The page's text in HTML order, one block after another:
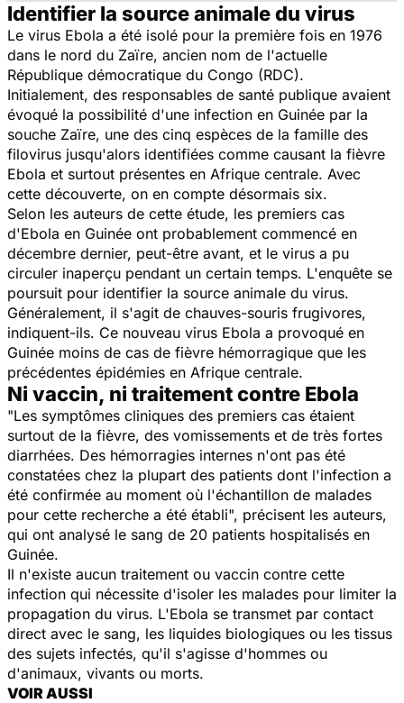
Identifier la source animale du virus
Le virus Ebola a été isolé pour la première fois en 1976
dans le nord du Zaïre, ancien nom de l'actuelle
République démocratique du Congo (RDC).
Initialement, des responsables de santé publique avaient
évoqué la possibilité d'une infection en Guinée par la
souche Zaïre, une des cinq espèces de la famille des
filovirus jusqu'alors identifiées comme causant la fièvre
Ebola et surtout présentes en Afrique centrale. Avec
cette découverte, on en compte désormais six.
Selon les auteurs de cette étude, les premiers cas
d'Ebola en Guinée ont probablement commencé en
décembre dernier, peut-être avant, et le virus a pu
circuler inaperçu pendant un certain temps. L'enquête se
poursuit pour identifier la source animale du virus.
Généralement, il s'agit de chauves-souris frugivores,
indiquent-ils. Ce nouveau virus Ebola a provoqué en
Guinée moins de cas de fièvre hémorragique que les
précédentes épidémies en Afrique centrale.
Ni vaccin, ni traitement contre Ebola
"Les symptômes cliniques des premiers cas étaient
surtout de la fièvre, des vomissements et de très fortes
diarrhées. Des hémorragies internes n'ont pas été
constatées chez la plupart des patients dont l'infection a
été confirmée au moment où l'échantillon de malades
pour cette recherche a été établi", précisent les auteurs,
qui ont analysé le sang de 20 patients hospitalisés en
Guinée.
Il n'existe aucun traitement ou vaccin contre cette
infection qui nécessite d'isoler les malades pour limiter la
propagation du virus. L'Ebola se transmet par contact
direct avec le sang, les liquides biologiques ou les tissus
des sujets infectés, qu'il s'agisse d'hommes ou
d'animaux, vivants ou morts.
VOIR AUSSI